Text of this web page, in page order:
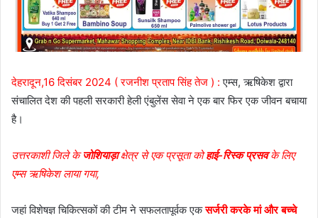
देहरादून,16 दिसंबर 2024 ( रजनीश प्रताप सिंह तेज ) : एम्स, ऋषिकेश द्वारा
संचालित देश की पहली सरकारी हेली एंबुलेंस सेवा ने एक बार फिर एक जीवन बचाया
है।
उत्तरकाशी जिले केजोशियाड़ाक्षेत्र से एक प्रसूता कोहाई-रिस्क प्रसवके लिए
एम्स ऋषिकेश लाया गया,
जहां विशेषज्ञ चिकित्सकों की टीम ने सफलतापूर्वक एकसर्जरी करके मां और बच्चे